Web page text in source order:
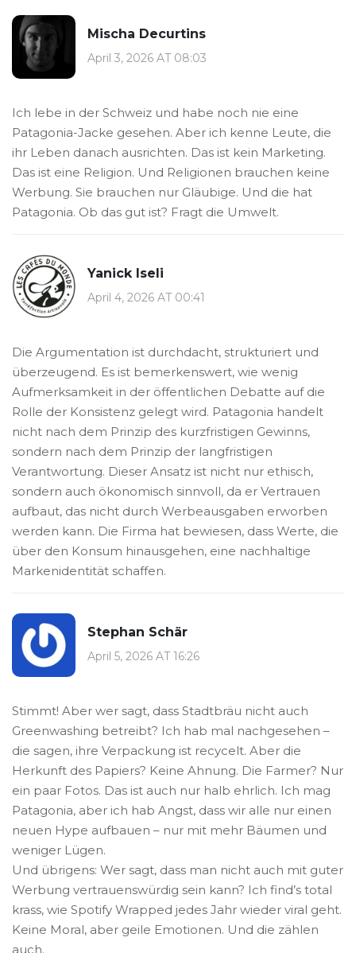
Mischa Decurtins
April 3, 2026 AT 08:03
Ich lebe in der Schweiz und habe noch nie eine
Patagonia-Jacke gesehen. Aber ich kenne Leute, die
ihr Leben danach ausrichten. Das ist kein Marketing.
Das ist eine Religion. Und Religionen brauchen keine
Werbung. Sie brauchen nur Gläubige. Und die hat
Patagonia. Ob das gut ist? Fragt die Umwelt.
Yanick Iseli
April 4, 2026 AT 00:41
Die Argumentation ist durchdacht, strukturiert und
überzeugend. Es ist bemerkenswert, wie wenig
Aufmerksamkeit in der öffentlichen Debatte auf die
Rolle der Konsistenz gelegt wird. Patagonia handelt
nicht nach dem Prinzip des kurzfristigen Gewinns,
sondern nach dem Prinzip der langfristigen
Verantwortung. Dieser Ansatz ist nicht nur ethisch,
sondern auch ökonomisch sinnvoll, da er Vertrauen
aufbaut, das nicht durch Werbeausgaben erworben
werden kann. Die Firma hat bewiesen, dass Werte, die
über den Konsum hinausgehen, eine nachhaltige
Markenidentität schaffen.
Stephan Schär
April 5, 2026 AT 16:26
Stimmt! Aber wer sagt, dass Stadtbräu nicht auch
Greenwashing betreibt? Ich hab mal nachgesehen –
die sagen, ihre Verpackung ist recycelt. Aber die
Herkunft des Papiers? Keine Ahnung. Die Farmer? Nur
ein paar Fotos. Das ist auch nur halb ehrlich. Ich mag
Patagonia, aber ich hab Angst, dass wir alle nur einen
neuen Hype aufbauen – nur mit mehr Bäumen und
weniger Lügen.
Und übrigens: Wer sagt, dass man nicht auch mit guter
Werbung vertrauenswürdig sein kann? Ich find’s total
krass, wie Spotify Wrapped jedes Jahr wieder viral geht.
Keine Moral, aber geile Emotionen. Und die zählen
auch.